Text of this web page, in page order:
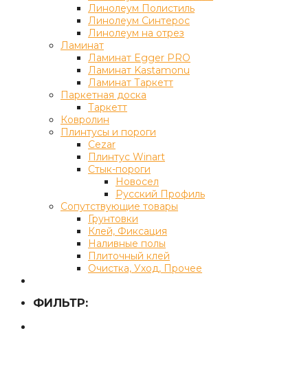
Линолеум Полистиль
Линолеум Синтерос
Линолеум на отрез
Ламинат
Ламинат Egger PRO
Ламинат Kastamonu
Ламинат Таркетт
Паркетная доска
Таркетт
Ковролин
Плинтусы и пороги
Cezar
Плинтус Winart
Стык-пороги
Новосел
Русский Профиль
Сопутствующие товары
Грунтовки
Клей, Фиксация
Наливные полы
Плиточный клей
Очистка, Уход, Прочее
ФИЛЬТР: